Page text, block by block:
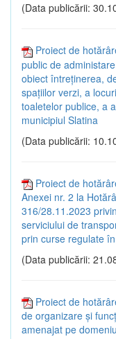
(Data publicării:
Proiect de
public de
obiect întreținerea,
spațiilor verzi, a
toaletelor publice, a
municipiul Slatina
(Data publicării:
Proiect de
Anexei nr. 2 la
316/28.11.2023
serviciului de
prin curse regulate
(Data publicării:
Proiect de
de organizare și
amenajat pe